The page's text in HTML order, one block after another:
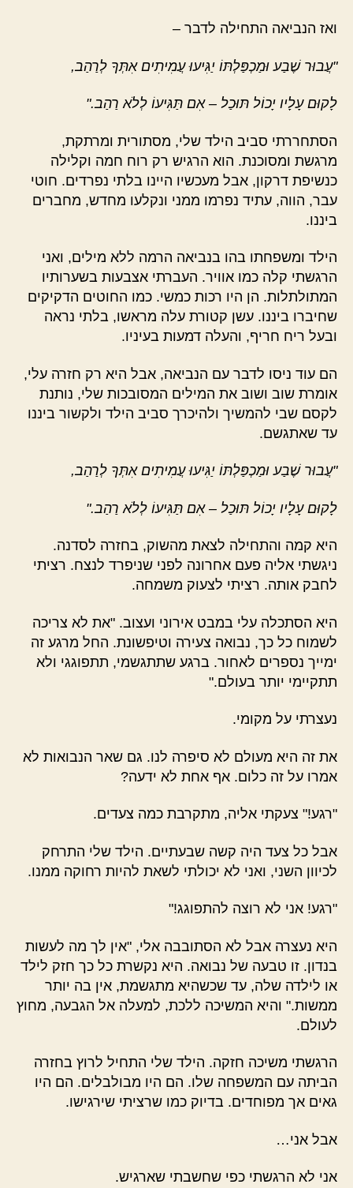
ואז הנביאה התחילה לדבר –
"עֲבוּר שֶׁבַע וּמַכְפַּלְתּוֹ יַגִּיעוּ עֲמִיתִים אִתְּךָ לְרַהַב‏,
לָקוּם עָלָיו יָכוֹל תּוּכַל – אִם תַּגִּיעוֹ לְלֹא רַהַב."
הסתחררתי סביב הילד שלי, מסתורית ומרתקת,
מרגשת ומסוכנת. הוא הרגיש רק רוח חמה וקלילה
כנשיפת דרקון, אבל מעכשיו היינו בלתי נפרדים. חוטי
עבר, הווה, עתיד נפרמו ממני ונקלעו מחדש, מחברים
ביננו.
הילד ומשפחתו בהו בנביאה הרמה ללא מילים, ואני
הרגשתי קלה כמו אוויר. העברתי אצבעות בשערותיו
המתולתלות. הן היו רכות כמשי. כמו החוטים הדקיקים
שחיברו ביננו. עשן קטורת עלה מראשו, בלתי נראה
ובעל ריח חריף, והעלה דמעות בעיניו.
הם עוד ניסו לדבר עם הנביאה, אבל היא רק חזרה עלי,
אומרת שוב ושוב את המילים המסובכות שלי, נותנת
לקסם שבי להמשיך ולהיכרך סביב הילד ולקשור ביננו
עד שאתגשם.
"עֲבוּר שֶׁבַע וּמַכְפַּלְתּוֹ יַגִּיעוּ עֲמִיתִים אִתְּךָ לְרַהַב‏,
לָקוּם עָלָיו יָכוֹל תּוּכַל – אִם תַּגִּיעוֹ לְלֹא רַהַב."
היא קמה והתחילה לצאת מהשוק, בחזרה לסדנה.
ניגשתי אליה פעם אחרונה לפני שניפרד לנצח. רציתי
לחבק אותה. רציתי לצעוק משמחה.
היא הסתכלה עלי במבט אירוני ועצוב. "את לא צריכה
לשמוח כל כך, נבואה צעירה וטיפשונת. החל מרגע זה
ימייך נספרים לאחור. ברגע שתתגשמי, תתפוגגי ולא
תתקיימי יותר בעולם."
נעצרתי על מקומי.
את זה היא מעולם לא סיפרה לנו. גם שאר הנבואות לא
אמרו על זה כלום. אף אחת לא ידעה?
"רגע!" צעקתי אליה, מתקרבת כמה צעדים.
אבל כל צעד היה קשה שבעתיים. הילד שלי התרחק
לכיוון השני, ואני לא יכולתי לשאת להיות רחוקה ממנו.
"רגע! אני לא רוצה להתפוגג!"
היא נעצרה אבל לא הסתובבה אלי, "אין לך מה לעשות
בנדון. זו טבעה של נבואה. היא נקשרת כל כך חזק לילד
או לילדה שלה, עד שכשהיא מתגשמת, אין בה יותר
ממשות." והיא המשיכה ללכת, למעלה אל הגבעה, מחוץ
לעולם.
הרגשתי משיכה חזקה. הילד שלי התחיל לרוץ בחזרה
הביתה עם המשפחה שלו. הם היו מבולבלים. הם היו
גאים אך מפוחדים. בדיוק כמו שרציתי שירגישו.
אבל אני…
אני לא הרגשתי כפי שחשבתי שארגיש.